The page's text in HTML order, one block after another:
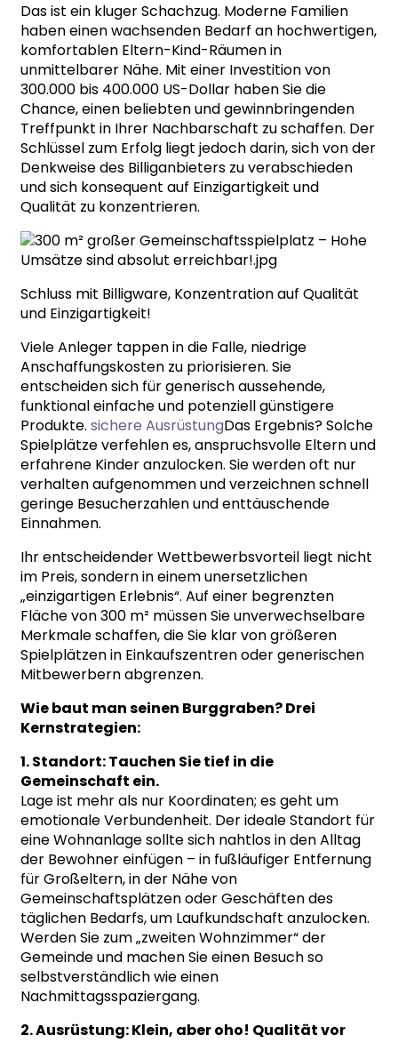
Das ist ein kluger Schachzug. Moderne Familien
haben einen wachsenden Bedarf an hochwertigen,
komfortablen Eltern-Kind-Räumen in
unmittelbarer Nähe. Mit einer Investition von
300.000 bis 400.000 US-Dollar haben Sie die
Chance, einen beliebten und gewinnbringenden
Treffpunkt in Ihrer Nachbarschaft zu schaffen. Der
Schlüssel zum Erfolg liegt jedoch darin, sich von der
Denkweise des Billiganbieters zu verabschieden
und sich konsequent auf Einzigartigkeit und
Qualität zu konzentrieren.
Schluss mit Billigware, Konzentration auf Qualität
und Einzigartigkeit!
Viele Anleger tappen in die Falle, niedrige
Anschaffungskosten zu priorisieren. Sie
entscheiden sich für generisch aussehende,
funktional einfache und potenziell günstigere
Produkte. sichere AusrüstungDas Ergebnis? Solche
Spielplätze verfehlen es, anspruchsvolle Eltern und
erfahrene Kinder anzulocken. Sie werden oft nur
verhalten aufgenommen und verzeichnen schnell
geringe Besucherzahlen und enttäuschende
Einnahmen.
Ihr entscheidender Wettbewerbsvorteil liegt nicht
im Preis, sondern in einem unersetzlichen
„einzigartigen Erlebnis“. Auf einer begrenzten
Fläche von 300 m² müssen Sie unverwechselbare
Merkmale schaffen, die Sie klar von größeren
Spielplätzen in Einkaufszentren oder generischen
Mitbewerbern abgrenzen.
Wie baut man seinen Burggraben? Drei
Kernstrategien:
1. Standort: Tauchen Sie tief in die
Gemeinschaft ein.
Lage ist mehr als nur Koordinaten; es geht um
emotionale Verbundenheit. Der ideale Standort für
eine Wohnanlage sollte sich nahtlos in den Alltag
der Bewohner einfügen – in fußläufiger Entfernung
für Großeltern, in der Nähe von
Gemeinschaftsplätzen oder Geschäften des
täglichen Bedarfs, um Laufkundschaft anzulocken.
Werden Sie zum „zweiten Wohnzimmer“ der
Gemeinde und machen Sie einen Besuch so
selbstverständlich wie einen
Nachmittagsspaziergang.
2. Ausrüstung: Klein, aber oho! Qualität vor